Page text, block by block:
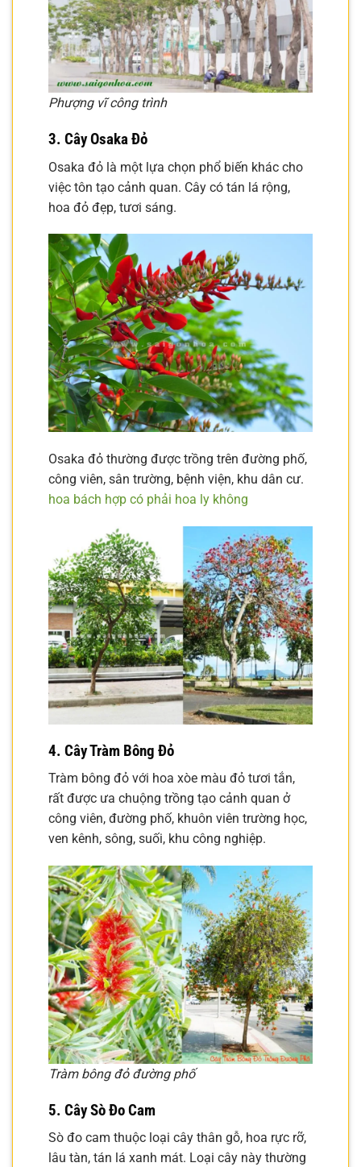
Phượng vĩ công trình
3. Cây Osaka Đỏ
Osaka đỏ là một lựa chọn phổ biến khác cho
việc tôn tạo cảnh quan. Cây có tán lá rộng,
hoa đỏ đẹp, tươi sáng.
Osaka đỏ thường được trồng trên đường phố,
công viên, sân trường, bệnh viện, khu dân cư.
hoa bách hợp có phải hoa ly không
4. Cây Tràm Bông Đỏ
Tràm bông đỏ với hoa xòe màu đỏ tươi tắn,
rất được ưa chuộng trồng tạo cảnh quan ở
công viên, đường phố, khuôn viên trường học,
ven kênh, sông, suối, khu công nghiệp.
Tràm bông đỏ đường phố
5. Cây Sò Đo Cam
Sò đo cam thuộc loại cây thân gỗ, hoa rực rỡ,
lâu tàn, tán lá xanh mát. Loại cây này thường